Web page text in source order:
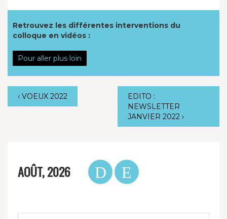
Retrouvez les différentes interventions du
colloque en vidéos :
Pour aller plus loin
‹ VOEUX 2022
EDITO :
NEWSLETTER
JANVIER 2022›
AOÛT, 2026